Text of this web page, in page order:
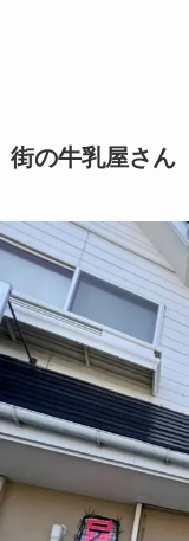
街の牛乳屋さん